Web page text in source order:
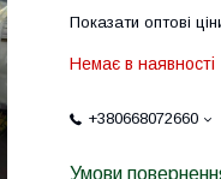
Показати оптові
Немає в наявності
+380668072660